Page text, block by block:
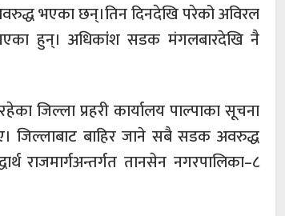
भएका छन्।तिन दिनदेखि परेको अविरल
हुन्। अधिकांश सडक मंगलबारदेखि नै
जिल्ला प्रहरी कार्यालय पाल्पाका सूचना
जिल्लाबाट बाहिर जाने सबै सडक अवरुद्ध
राजमार्गअन्तर्गत तानसेन नगरपालिका–८